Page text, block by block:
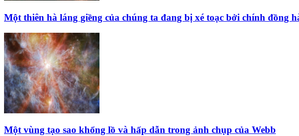
Một thiên hà láng giềng của chúng ta đang bị xé toạc bởi chính đồng
Một vùng tạo sao khổng lồ và hấp dẫn trong ảnh chụp của Webb